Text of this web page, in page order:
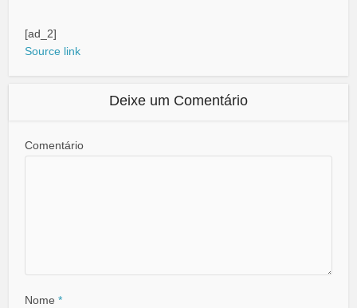
[ad_2]
Source link
Deixe um Comentário
Comentário
Nome*